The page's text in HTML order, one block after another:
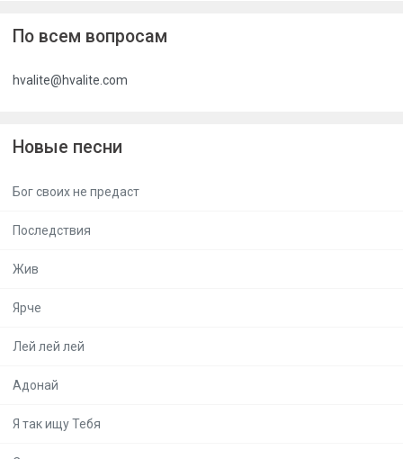
По всем вопросам
hvalite@hvalite.com
Новые песни
Бог своих не предаст
Последствия
Жив
Ярче
Лей лей лей
Адонай
Я так ищу Тебя